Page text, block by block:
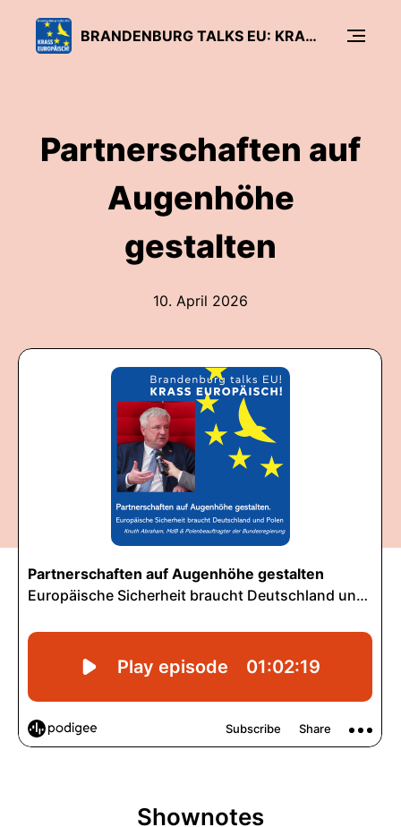
BRANDENBURG TALKS EU: KRASS EUROPÄISCH
Partnerschaften auf
Augenhöhe
gestalten
10. April 2026
Shownotes